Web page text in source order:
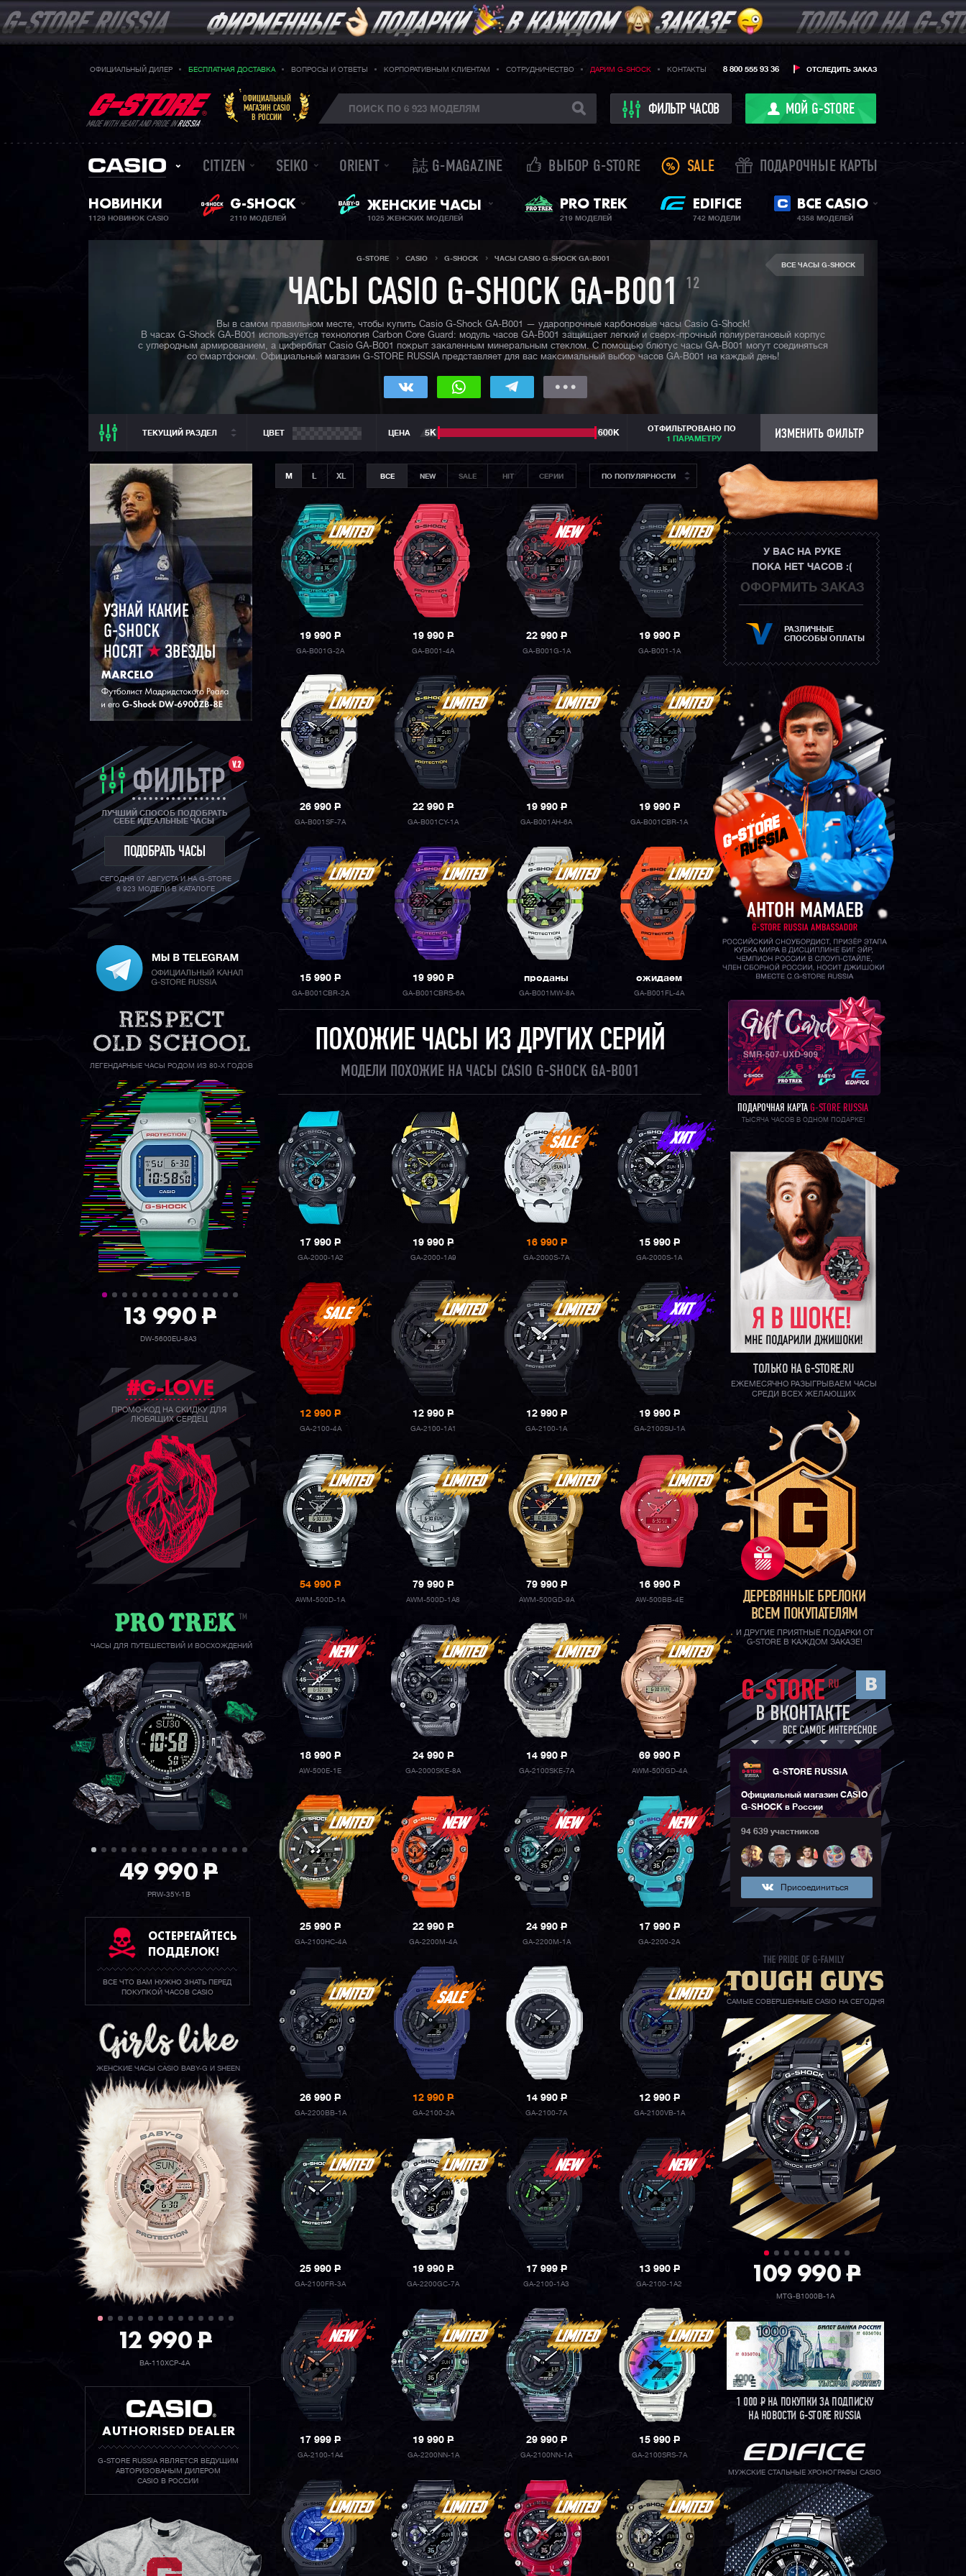
ОФИЦИАЛЬНЫЙ ДИЛЕР БЕСПЛАТНАЯ ДОСТАВКА ВОПРОСЫ И ОТВЕТЫ КОРПОРАТИВНЫМ КЛИЕНТАМ СОТРУДНИЧЕСТВО ДАРИМ G-SHOCK КОНТАКТЫ ОТСЛЕДИТЬ ЗАКАЗ
8 800 555 93 36
MADE WITH HEART AND PRIDE INRUSSIA
ОФИЦИАЛЬНЫЙ
МАГАЗИН CASIO
В РОССИИ
ФИЛЬТР ЧАСОВ МОЙ G-STORE
CITIZEN SEIKO ORIENT 誌 G-MAGAZINE ВЫБОР G-STORE SALE ПОДАРОЧНЫЕ КАРТЫ
НОВИНКИ
1129 НОВИНОК CASIO
G-SHOCK
2110 МОДЕЛЕЙ
BABY-G + SHEEN
ЖЕНСКИЕ ЧАСЫ
1025 ЖЕНСКИХ МОДЕЛЕЙ
PRO TREK
219 МОДЕЛЕЙ
EDIFICE
742 МОДЕЛИ
ВСЕ CASIO
4358 МОДЕЛЕЙ
ВСЕ ЧАСЫ G-SHOCK
G-STORE CASIO G-SHOCK ЧАСЫ CASIO G-SHOCK GA-B001
ЧАСЫ CASIO G-SHOCK GA-B001 12
Вы в самом правильном месте, чтобы купить Casio G-Shock GA-B001 — ударопрочные карбоновые часы Casio G-Shock!
В часах G-Shock GA-B001 используется технология Carbon Core Guard: модуль часов GA-B001 защищает легкий и сверх-прочный полиуретановый корпус
с углеродным армированием, а циферблат Casio GA-B001 покрыт закаленным минеральным стеклом. С помощью блютус часы GA-B001 могут соединяться
со смартфоном. Официальный магазин G-STORE RUSSIA представляет для вас максимальный выбор часов GA-B001 на каждый день!
ТЕКУЩИЙ РАЗДЕЛ
ТЕКУЩИЙ РАЗДЕЛ
ВСЕ CASIO
CASIO G-SHOCK
CASIO BABY-G
CASIO PRO TREK
CASIO EDIFICE
CITIZEN
SEIKO
ORIENT
ЦВЕТ ЦЕНА 5К 600К
ОТФИЛЬТРОВАНО ПО
1 ПАРАМЕТРУ
ИЗМЕНИТЬ ФИЛЬТР
V.2
ФИЛЬТР
ЛУЧШИЙ СПОСОБ ПОДОБРАТЬ
СЕБЕ ИДЕАЛЬНЫЕ ЧАСЫ
ПОДОБРАТЬ ЧАСЫ
СЕГОДНЯ 07 АВГУСТА И НА G-STORE
6 923 МОДЕЛИ В КАТАЛОГЕ
ЛЕГЕНДАРНЫЕ ЧАСЫ РОДОМ ИЗ 80-Х ГОДОВ
39 990P
GW-B5600BC-1B
#G-LOVE
ПРОМО-КОД НА СКИДКУ ДЛЯ
ЛЮБЯЩИХ СЕРДЕЦ
ЧАСЫ ДЛЯ ПУТЕШЕСТВИЙ И ВОСХОЖДЕНИЙ
49 990P
PRW-35Y-1B
ОСТЕРЕГАЙТЕСЬ
ПОДДЕЛОК!
ВСЕ ЧТО ВАМ НУЖНО ЗНАТЬ ПЕРЕД
ПОКУПКОЙ ЧАСОВ CASIO
ЖЕНСКИЕ ЧАСЫ CASIO BABY-G И SHEEN
12 990P
BA-110XCP-4A
AUTHORISED DEALER
G-STORE RUSSIA ЯВЛЯЕТСЯ ВЕДУЩИМ
АВТОРИЗОВАНЫМ ДИЛЕРОМ
CASIO В РОССИИ
M XL ВСЕ NEW SALE HIT СЕРИИ ПО ПОПУЛЯРНОСТИ
19 990P
GA-B001G-2A
19 990P
GA-B001-4A
22 990P
GA-B001G-1A
19 990P
GA-B001-1A
26 990P
GA-B001SF-7A
22 990P
GA-B001CY-1A
19 990P
GA-B001AH-6A
19 990P
GA-B001CBR-1A
15 990P
GA-B001CBR-2A
19 990P
GA-B001CBRS-6A
проданы
GA-B001MW-8A
ожидаем
GA-B001FL-4A
ПОХОЖИЕ ЧАСЫ ИЗ ДРУГИХ СЕРИЙ
МОДЕЛИ ПОХОЖИЕ НА ЧАСЫ CASIO G-SHOCK GA-B001
17 990P
GA-2000-1A2
19 990P
GA-2000-1A9
16 990P
GA-2000S-7A
15 990P
GA-2000S-1A
12 990P
GA-2100-4A
12 990P
GA-2100-1A1
12 990P
GA-2100-1A
19 990P
GA-2100SU-1A
54 990P
AWM-500D-1A
79 990P
AWM-500D-1A8
79 990P
AWM-500GD-9A
16 990P
AW-500BB-4E
18 990P
AW-500E-1E
24 990P
GA-2000SKE-8A
14 990P
GA-2100SKE-7A
69 990P
AWM-500GD-4A
25 990P
GA-2100HC-4A
22 990P
GA-2200M-4A
24 990P
GA-2200M-1A
17 990P
GA-2200-2A
26 990P
GA-2200BB-1A
12 990P
GA-2100-2A
14 990P
GA-2100-7A
12 990P
GA-2100VB-1A
25 990P
GA-2100FR-3A
19 990P
GA-2200GC-7A
17 999P
GA-2100-1A3
13 990P
GA-2100-1A2
17 999P
GA-2100-1A4
19 990P
GA-2200NN-1A
29 990P
GA-2100NN-1A
15 990P
GA-2100SRS-7A
У ВАС НА РУКЕ
ПОКА НЕТ ЧАСОВ :(
ОФОРМИТЬ ЗАКАЗ
РАЗЛИЧНЫЕ
СПОСОБЫ ОПЛАТЫ
ПОДАРОЧНАЯ КАРТА G-STORE RUSSIA
ТЫСЯЧА ЧАСОВ В ОДНОМ ПОДАРКЕ!
ТОЛЬКО НА G-STORE.RU
ЕЖЕМЕСЯЧНО РАЗЫГРЫВАЕМ ЧАСЫ
СРЕДИ ВСЕХ ЖЕЛАЮЩИХ
ДЕРЕВЯННЫЕ БРЕЛОКИ
ВСЕМ ПОКУПАТЕЛЯМ
И ДРУГИЕ ПРИЯТНЫЕ ПОДАРКИ ОТ
G-STORE В КАЖДОМ ЗАКАЗЕ!
G-STORE RUSSIA
Официальный магазин CASIO
G-SHOCK в России
94 639 участников
Присоединиться
САМЫЕ СОВЕРШЕННЫЕ CASIO НА СЕГОДНЯ
109 990P
MTG-B1000B-1A
1 000РНА ПОКУПКИ ЗА ПОДПИСКУ
НА НОВОСТИ G-STORE RUSSIA
МУЖСКИЕ СТАЛЬНЫЕ ХРОНОГРАФЫ CASIO